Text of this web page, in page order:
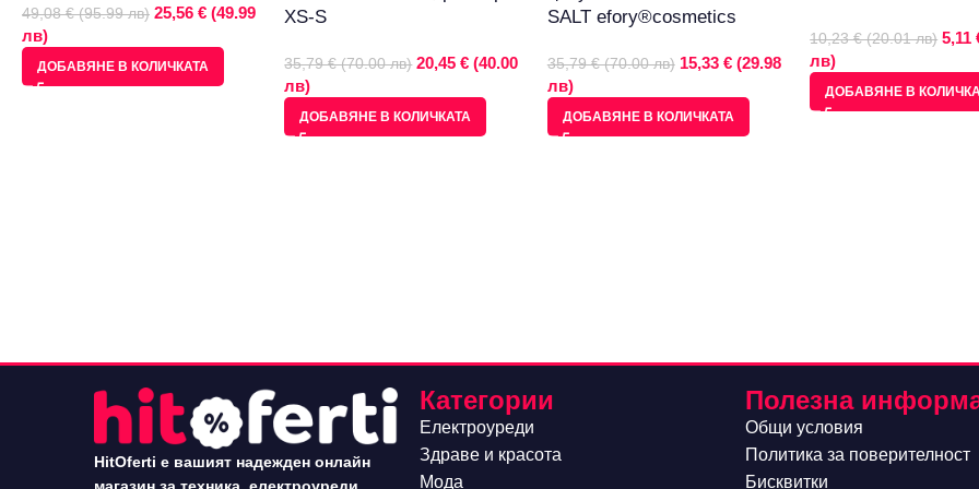
49,08 € (95.99 лв) 25,56 € (49.99
лв)
ДОБАВЯНЕ В КОЛИЧКАТА
XS-S
35,79 € (70.00 лв) 20,45 € (40.00
лв)
ДОБАВЯНЕ В КОЛИЧКАТА
SALT efory®cosmetics
35,79 € (70.00 лв) 15,33 € (29.98
лв)
ДОБАВЯНЕ В КОЛИЧКАТА
10,23 € (20.01 лв) 5,11
лв)
ДОБАВЯНЕ В
HitOferti е вашият надежден онлайн
Категории
Електроуреди
Здраве и красота
Мода
Полезна
Общи условия
Политика за поверителност
Бисквитки